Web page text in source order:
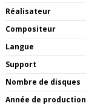
Réalisateur
Compositeur
Langue
Support
Nombre de disques
Année de production